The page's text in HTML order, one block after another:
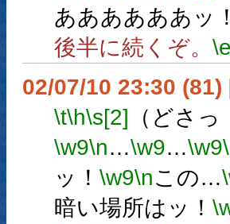
ああああああッ
後半に続くぞ。
02/07/10 23:30 (81)
\t\h\s[2] （どさっ
\w9\n…\w9…\w9
ッ！ \w9\nこの…
暗い場所はッ！